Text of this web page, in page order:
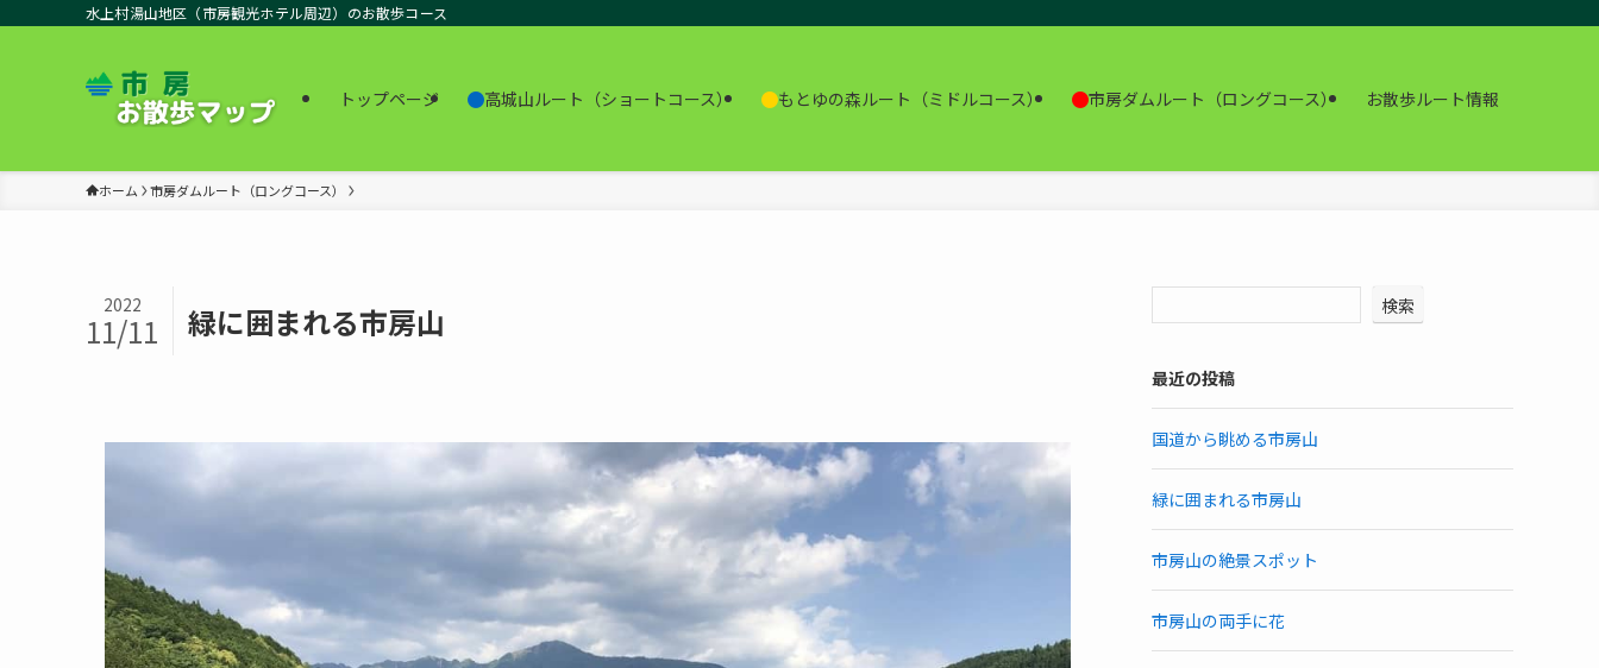
水上村湯山地区（市房観光ホテル周辺）のお散歩コース
トップページ 高城山ルート（ショートコース） もとゆの森ルート（ミドルコース） 市房ダムルート（ロングコース） お散歩ルート情報
ホーム 市房ダムルート（ロングコース）
緑に囲まれる市房山
2022
11/11
検索
最近の投稿
国道から眺める市房山
緑に囲まれる市房山
市房山の絶景スポット
市房山の両手に花